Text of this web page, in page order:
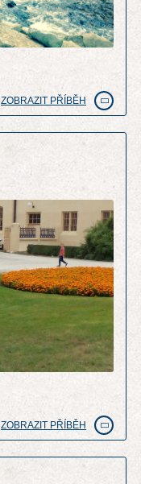
ZOBRAZIT PŘÍBĚH
ZOBRAZIT PŘÍBĚH